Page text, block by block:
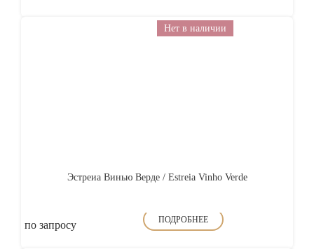
Нет в наличии
Эстреиа Винью Верде / Estreia Vinho Verde
по запросу ПОДРОБНЕЕ